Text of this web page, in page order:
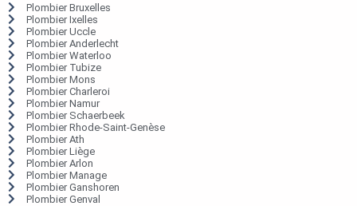
Plombier Bruxelles
Plombier Ixelles
Plombier Uccle
Plombier Anderlecht
Plombier Waterloo
Plombier Tubize
Plombier Mons
Plombier Charleroi
Plombier Namur
Plombier Schaerbeek
Plombier Rhode-Saint-Genèse
Plombier Ath
Plombier Liège
Plombier Arlon
Plombier Manage
Plombier Ganshoren
Plombier Genval